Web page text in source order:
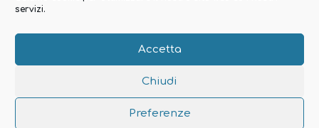
servizi.
Accetta
Chiudi
Preferenze
© 2026GRATO Viaggi e Vacanze | All Rights Reserved.